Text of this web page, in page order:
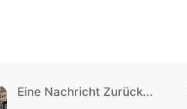
Eine Nachricht Zurück...